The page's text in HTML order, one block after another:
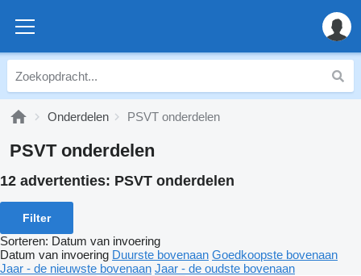
Onderdelen PSVT onderdelen
PSVT onderdelen
12 advertenties: PSVT onderdelen
Filter
Sorteren: Datum van invoering
Datum van invoering Duurste bovenaan Goedkoopste bovenaan
Jaar - de nieuwste bovenaan Jaar - de oudste bovenaan